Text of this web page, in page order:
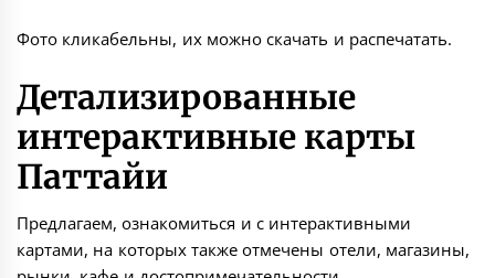
Фото кликабельны, их можно скачать и распечатать.
Детализированные
интерактивные карты
Паттайи
Предлагаем, ознакомиться и с интерактивными
картами, на которых также отмечены отели, магазины,